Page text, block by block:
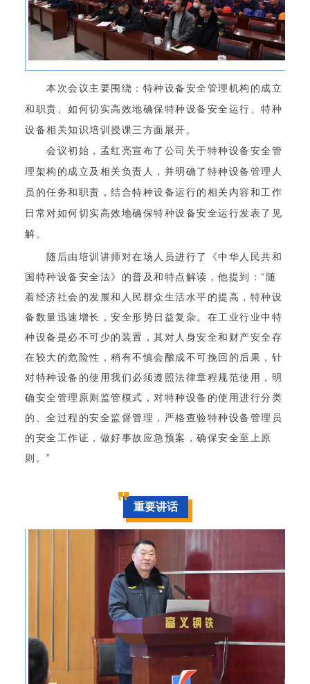
本次会议主要围绕：特种设备安全管理机构的成立
和职责、如何切实高效地确保特种设备安全运行、特种
设备相关知识培训授课三方面展开。
会议初始，孟红亮宣布了公司关于特种设备安全管
理架构的成立及相关负责人，并明确了特种设备管理人
员的任务和职责，结合特种设备运行的相关内容和工作
日常对如何切实高效地确保特种设备安全运行发表了见
解。
随后由培训讲师对在场人员进行了《中华人民共和
国特种设备安全法》的普及和特点解读，他提到：“随
着经济社会的发展和人民群众生活水平的提高，特种设
备数量迅速增长，安全形势日益复杂。在工业行业中特
种设备是必不可少的装置，其对人身安全和财产安全存
在较大的危险性，稍有不慎会酿成不可挽回的后果，针
对特种设备的使用我们必须遵照法律章程规范使用，明
确安全管理原则监管模式，对特种设备的使用进行分类
的、全过程的安全监督管理，严格查验特种设备管理员
的安全工作证，做好事故应急预案，确保安全至上原
则。”
重要讲话